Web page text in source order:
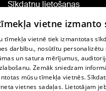
Sīkdatņu lietošanas
noteikumi
Komentāru pievienošana
TV programma
Līguma noteikumi
vietne izmanto
tīmekļa vietnē tiek izmantotas
darbību., nosūtītu
un satura mērījumus,
Zemāk sniedzam
mūsu tīmekļa vietnēs.
vietnes sadaļas. Lietotājam